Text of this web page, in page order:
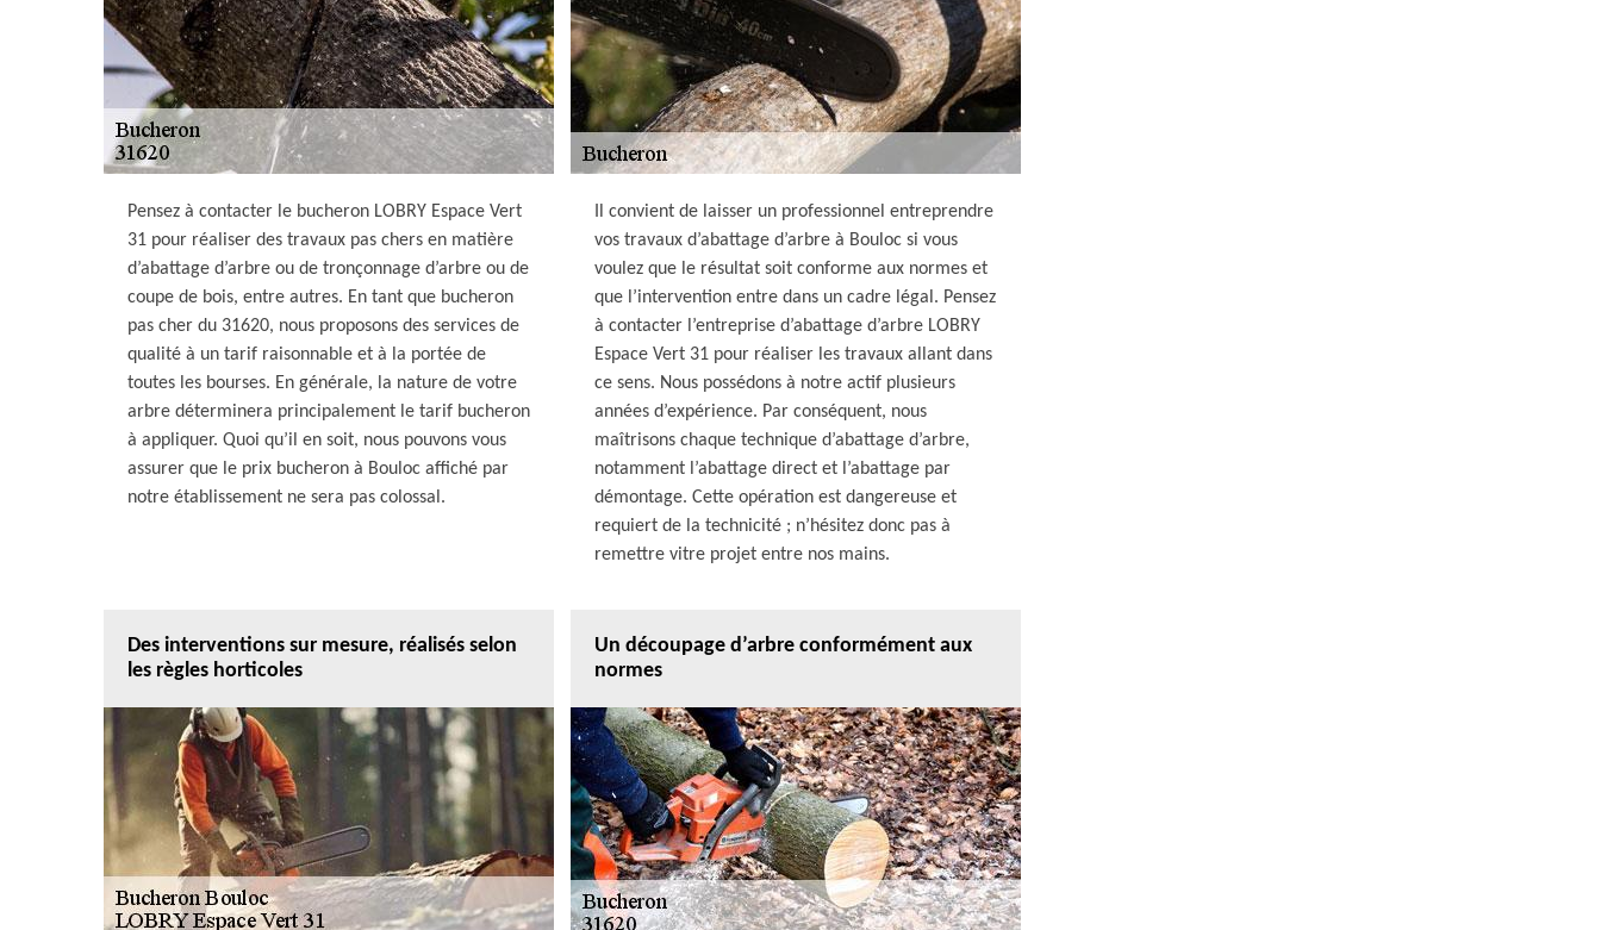
Pensez à contacter le bucheron LOBRY Espace Vert
31 pour réaliser des travaux pas chers en matière
d’abattage d’arbre ou de tronçonnage d’arbre ou de
coupe de bois, entre autres. En tant que bucheron
pas cher du 31620, nous proposons des services de
qualité à un tarif raisonnable et à la portée de
toutes les bourses. En générale, la nature de votre
arbre déterminera principalement le tarif bucheron
à appliquer. Quoi qu’il en soit, nous pouvons vous
assurer que le prix bucheron à Bouloc affiché par
notre établissement ne sera pas colossal.
Il convient de laisser un professionnel entreprendre
vos travaux d’abattage d’arbre à Bouloc si vous
voulez que le résultat soit conforme aux normes et
que l’intervention entre dans un cadre légal. Pensez
à contacter l’entreprise d’abattage d’arbre LOBRY
Espace Vert 31 pour réaliser les travaux allant dans
ce sens. Nous possédons à notre actif plusieurs
années d’expérience. Par conséquent, nous
maîtrisons chaque technique d’abattage d’arbre,
notamment l’abattage direct et l’abattage par
démontage. Cette opération est dangereuse et
requiert de la technicité ; n’hésitez donc pas à
remettre vitre projet entre nos mains.
Des interventions sur mesure, réalisés selon
les règles horticoles
Un découpage d’arbre conformément aux
normes